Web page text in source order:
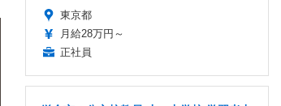
東京都
月給28万円～
正社員